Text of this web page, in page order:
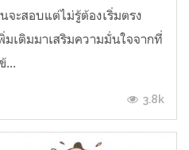
ะสอบแต่ไม่รู้ต้องเริ่มตรง
เติมมาเสริมความมั่นใจจากที่
...
3.8k